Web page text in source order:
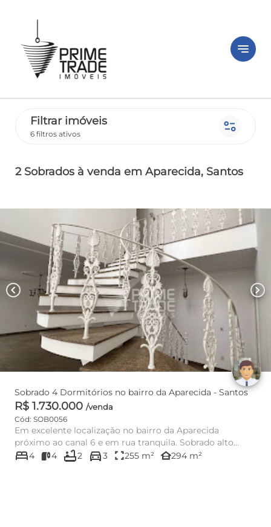
notes
Filtrar imóveis
6 filtros ativos page_info
2 Sobrados à venda em Aparecida, Santos
chevron_left chevron_right
Sobrado 4 Dormitórios no bairro da Aparecida - Santos
R$ 1.730.000 /venda
Cód: SOB0056
Em excelente localização no bairro da Aparecida
próximo ao canal 6 e em rua tranquila. Sobrado alto
padrão com: ...
bed4 4 bathtub2 directions_car3 fullscreen255 m² other_houses294 m²